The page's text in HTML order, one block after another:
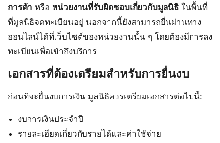
การค้า หรือ หน่วยงานที่รับผิดชอบเกี่ยวกับมูลนิธิ ในพื้นที่
ที่มูลนิธิจดทะเบียนอยู่ นอกจากนี้ยังสามารถยื่นผ่านทาง
ออนไลน์ได้ที่เว็บไซต์ของหน่วยงานนั้น ๆ โดยต้องมีการลง
ทะเบียนเพื่อเข้าถึงบริการ
เอกสารที่ต้องเตรียมสำหรับการยื่นงบ
ก่อนที่จะยื่นงบการเงิน มูลนิธิควรเตรียมเอกสารต่อไปนี้:
งบการเงินประจำปี
รายละเอียดเกี่ยวกับรายได้และค่าใช้จ่าย